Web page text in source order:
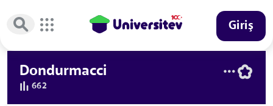
Giriş
Dondurmacci
662